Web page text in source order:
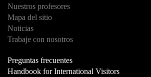
Nuestros profesores
Mapa del sitio
Noticias
Trabaje con nosotros
Preguntas frecuentes
Handbook for International Visitors